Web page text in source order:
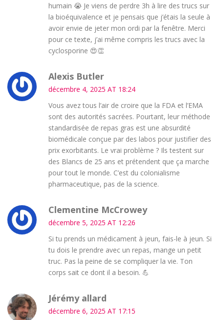
humain 😭 Je viens de perdre 3h à lire des trucs sur
la bioéquivalence et je pensais que j’étais la seule à
avoir envie de jeter mon ordi par la fenêtre. Merci
pour ce texte, j’ai même compris les trucs avec la
cyclosporine 😍👏
Alexis Butler
décembre 4, 2025 AT 18:24
Vous avez tous l’air de croire que la FDA et l’EMA
sont des autorités sacrées. Pourtant, leur méthode
standardisée de repas gras est une absurdité
biomédicale conçue par des labos pour justifier des
prix exorbitants. Le vrai problème ? Ils testent sur
des Blancs de 25 ans et prétendent que ça marche
pour tout le monde. C’est du colonialisme
pharmaceutique, pas de la science.
Clementine McCrowey
décembre 5, 2025 AT 12:26
Si tu prends un médicament à jeun, fais-le à jeun. Si
tu dois le prendre avec un repas, mange un petit
truc. Pas la peine de se compliquer la vie. Ton
corps sait ce dont il a besoin. 💪
Jérémy allard
décembre 6, 2025 AT 17:15